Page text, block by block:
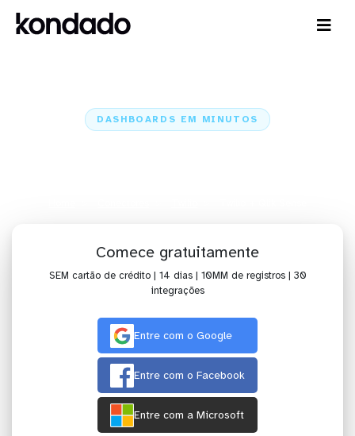
DASHBOARDS EM MINUTOS
Comece gratuitamente
SEM cartão de crédito | 14 dias | 10MM de registros | 30
integrações
Entre com o Google
Entre com o Facebook
Entre com a Microsoft